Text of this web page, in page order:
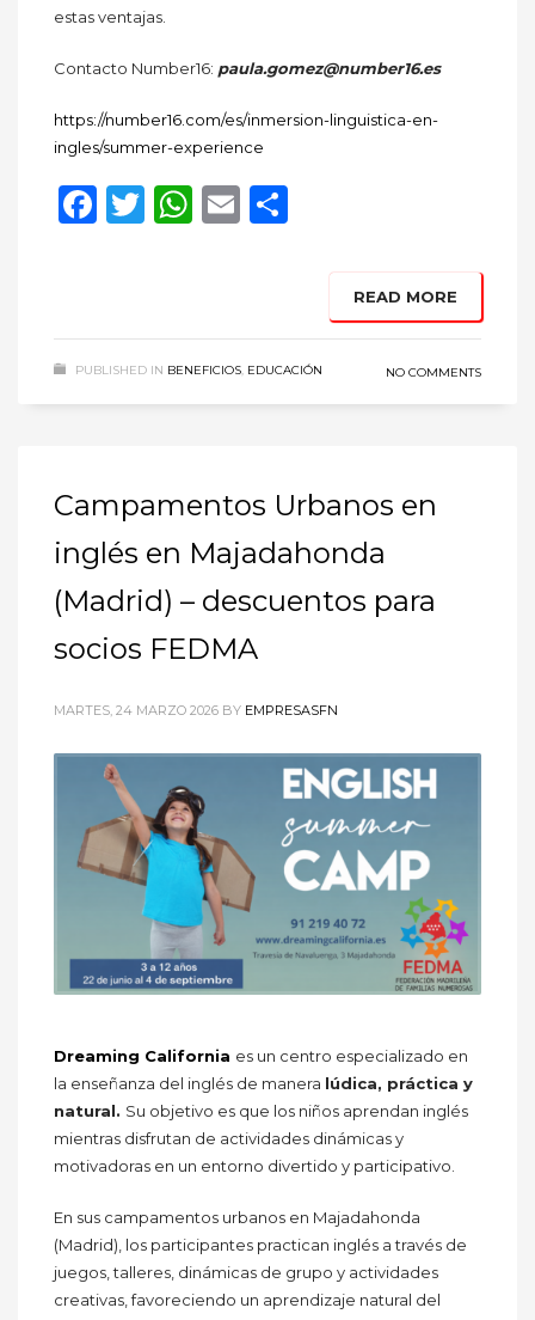
estas ventajas.
Contacto Number16: paula.gomez@number16.es
https://number16.com/es/inmersion-linguistica-en-
ingles/summer-experience
Facebook
Twitter
WhatsApp
Email
READ MORE
PUBLISHED IN BENEFICIOS, EDUCACIÓN NO COMMENTS
Campamentos Urbanos en
inglés en Majadahonda
(Madrid) – descuentos para
socios FEDMA
MARTES, 24 MARZO 2026 BY EMPRESASFN
Dreaming California es un centro especializado en
la enseñanza del inglés de manera lúdica, práctica y
natural. Su objetivo es que los niños aprendan inglés
mientras disfrutan de actividades dinámicas y
motivadoras en un entorno divertido y participativo.
En sus campamentos urbanos en Majadahonda
(Madrid), los participantes practican inglés a través de
juegos, talleres, dinámicas de grupo y actividades
creativas, favoreciendo un aprendizaje natural del